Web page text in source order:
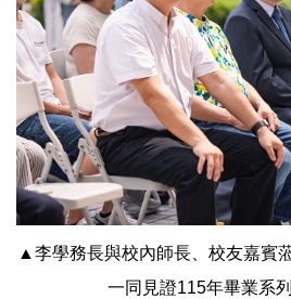
▲李學務長與校內師長、校友嘉賓
一同見證115年畢業系